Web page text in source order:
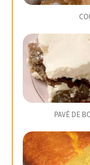
PAVÊ DE